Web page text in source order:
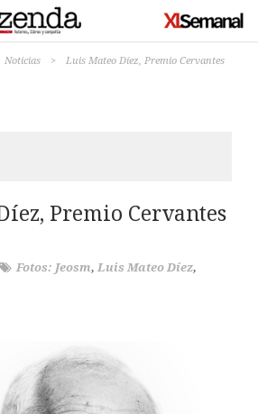
Noticias >
Luis Mateo Díez, Premio Cervantes
Premio Cervantes
Fotos: Jeosm, Luis Mateo Díez,